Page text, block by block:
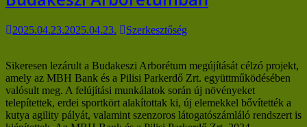
2025.04.23.2025.04.23. Szerkesztőség
Sikeresen lezárult a Budakeszi Arborétum megújítását célzó projekt,
amely az MBH Bank és a Pilisi Parkerdő Zrt. együttműködésében
valósult meg. A felújítási munkálatok során új növényeket
telepítettek, erdei sportkört alakítottak ki, új elemekkel bővítették a
kutya agility pályát, valamint szenzoros látogatószámláló rendszert is